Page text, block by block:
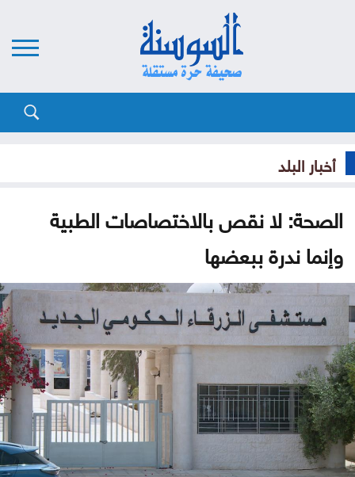
أخبار البلد
الصحة: لا نقص بالاختصاصات الطبية
وإنما ندرة ببعضها